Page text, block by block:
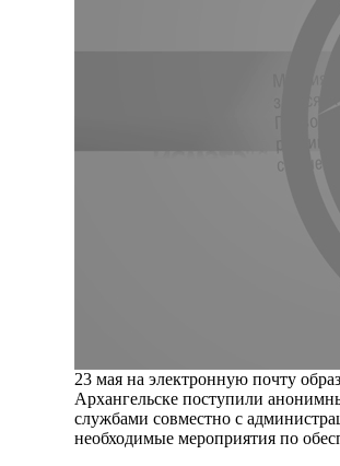
23 мая на электронную почту
Архангельске поступили
службами совместно с
необходимые мероприятия по